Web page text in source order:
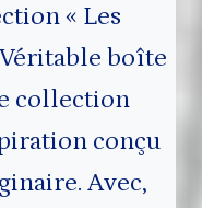
« Les
boîte
collection
conçu
Avec,